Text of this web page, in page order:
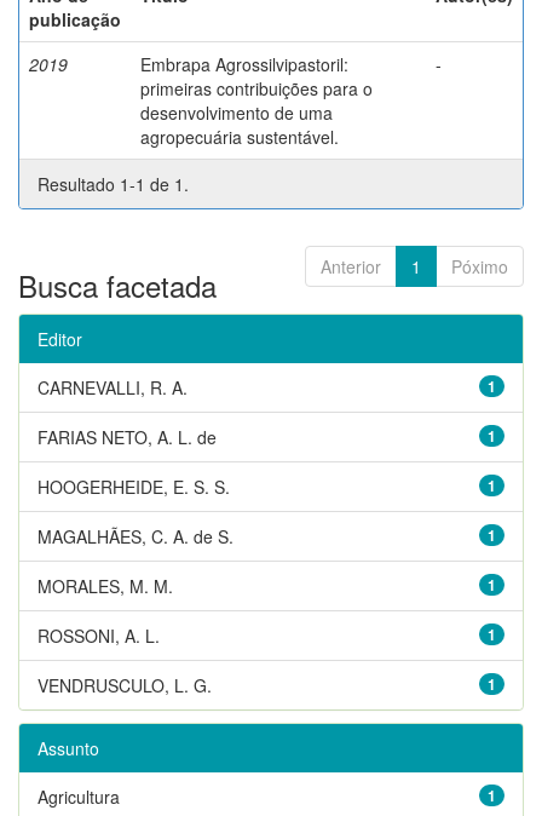
publicação
2019
Embrapa Agrossilvipastoril:
primeiras contribuições para o
desenvolvimento de uma
agropecuária sustentável.
-
Resultado 1-1 de 1.
Anterior 1 Póximo
Busca facetada
Editor
1
CARNEVALLI, R. A.
1
FARIAS NETO, A. L. de
1
HOOGERHEIDE, E. S. S.
1
MAGALHÃES, C. A. de S.
1
MORALES, M. M.
1
ROSSONI, A. L.
1
VENDRUSCULO, L. G.
Assunto
1
Agricultura